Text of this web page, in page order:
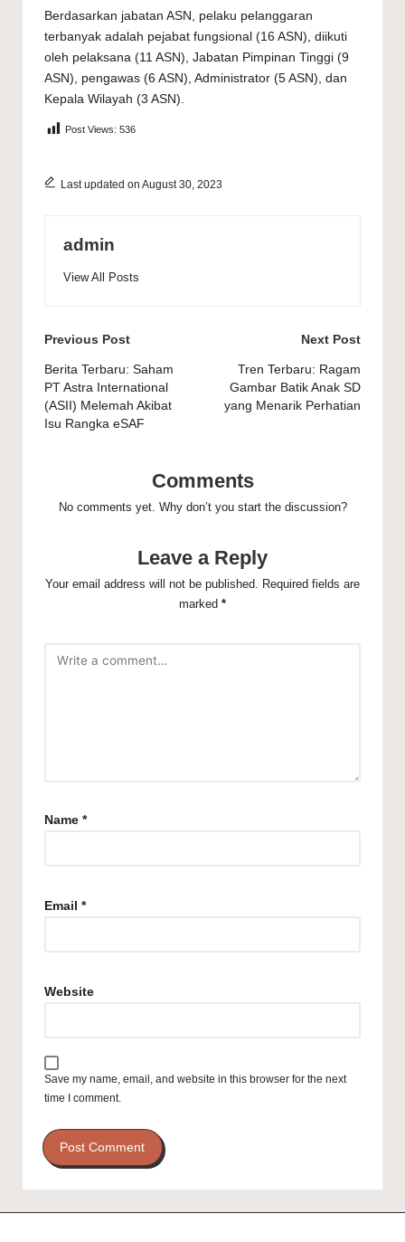
Berdasarkan jabatan ASN, pelaku pelanggaran
terbanyak adalah pejabat fungsional (16 ASN), diikuti
oleh pelaksana (11 ASN), Jabatan Pimpinan Tinggi (9
ASN), pengawas (6 ASN), Administrator (5 ASN), dan
Kepala Wilayah (3 ASN).
Post Views: 536
Last updated on August 30, 2023
admin
View All Posts
Post
navigation
Previous Post
Berita Terbaru: Saham
PT Astra International
(ASII) Melemah Akibat
Isu Rangka eSAF
Next Post
Tren Terbaru: Ragam
Gambar Batik Anak SD
yang Menarik Perhatian
Comments
No comments yet. Why don’t you start the discussion?
Leave a Reply
Your email address will not be published. Required fields are
marked *
Name *
Email *
Website
Save my name, email, and website in this browser for the next
time I comment.